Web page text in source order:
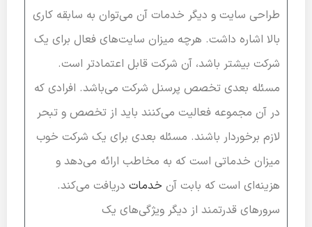
طراحی سایت و دیگر خدمات آن می‌توان به سابقه کاری
بالا اشاره داشت. هرچه میزان سایت‌های فعال برای یک
شرکت بیشتر باشد، آن شرکت قابل اعتمادتر است.
مسئله بعدی تخصص پرسنل شرکت می‌باشد. افرادی که
در آن مجموعه فعالیت می‌کنند باید از تخصص و تبحر
لازم برخوردار باشند. مسئله بعدی برای یک شرکت خوب
میزان خدماتی است که به مخاطب ارائه می‌دهد و
هزینه‌ای است که بابت آن خدمات دریافت می‌کند.
سرورهای قدرتمند از دیگر ویژگی‌های یک